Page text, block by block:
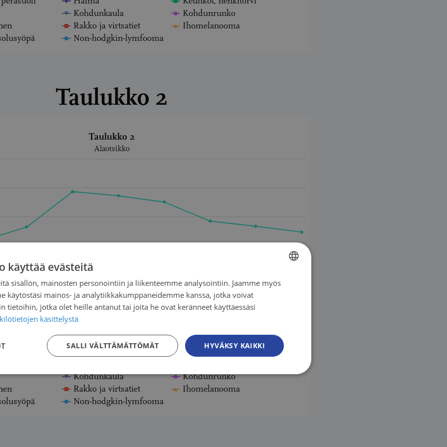
Kohdunkaula
Kohdunrunko
Rakko ja virtsatiet
Ihomelanooma
Non-hodgkin-lymfooma
Taulukko 2
values. Data ranges from 7.6 to 1216.1.
Taulukko 2
Alaotsikko
Kohdunkaula
Kohdunrunko
Rakko ja virtsatiet
Ihomelanooma
Non-hodgkin-lymfooma
1994 1999 2004 2009 2014
FINNISH
käyttää evästeitä
sisällön, mainosten personointiin ja liikenteemme analysointiin. Jaamme myös
käytöstäsi mainos- ja analytiikkakumppaneidemme kanssa, jotka voivat
tietoihin, jotka olet heille antanut tai joita he ovat keränneet käyttäessäsi
käsittelystä
HYVÄKSY KAIKKI
SALLI VÄLTTÄMÄTTÖMÄT